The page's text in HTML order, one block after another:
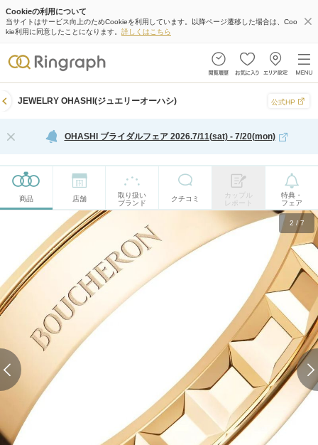
Cookieの利用について
当サイトはサービス向上のためCookieを利用しています。以降ページ遷移した場合は、Coo
kie利用に同意したことになります。 詳しくはこちら
JEWELRY OHASHI(ジュエリーオーハシ) 公式HP
OHASHI ブライダルフェア 2026.7/11(sat) - 7/20(mon)
商品 店舗
取り扱い
ブランド
クチコミ
カップル
レポート
特典・
フェア
2 /7